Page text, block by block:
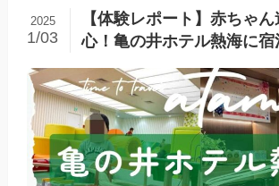
【体験レポート】赤ちゃ
心！亀の井ホテル熱海に宿
2025
1/03